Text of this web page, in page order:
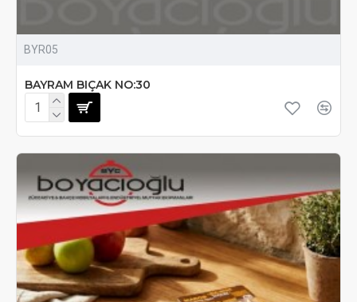
BYR05
BAYRAM BIÇAK NO:30